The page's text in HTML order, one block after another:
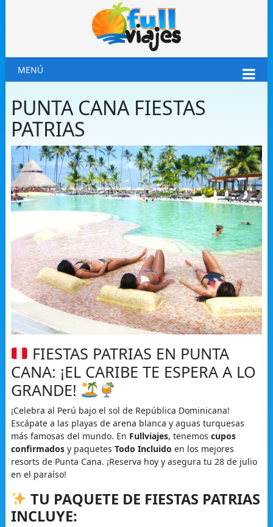
MENÚ
PUNTA CANA FIESTAS
PATRIAS
FIESTAS PATRIAS EN PUNTA
CANA: ¡EL CARIBE TE ESPERA A LO
GRANDE!
¡Celebra al Perú bajo el sol de República Dominicana!
Escápate a las playas de arena blanca y aguas turquesas
más famosas del mundo. En Fullviajes, tenemos cupos
confirmadosy paquetes Todo Incluido en los mejores
resorts de Punta Cana. ¡Reserva hoy y asegura tu 28 de julio
en el paraíso!
TU PAQUETE DE FIESTAS PATRIAS
INCLUYE: